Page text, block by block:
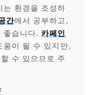
는 환경을 조성하
간에서 공부하고,
좋습니다. 카페인
움이 될 수 있지만,
수 있으므로 주